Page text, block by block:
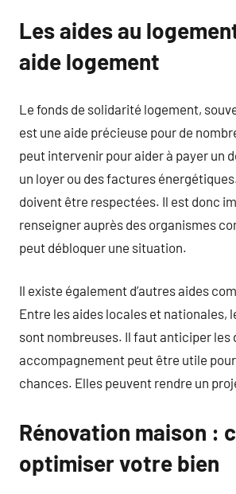
Les aides au
aide logement
Le fonds de solidarité logement,
est une aide précieuse pour de
peut intervenir pour aider à payer un
un loyer ou des factures
doivent être respectées. Il est donc
renseigner auprès des organismes
peut débloquer une situation.
Il existe également d’autres aides
Entre les aides locales et nationales,
sont nombreuses. Il faut anticiper les
accompagnement peut être utile
chances. Elles peuvent rendre un
Rénovation maison :
optimiser votre bien